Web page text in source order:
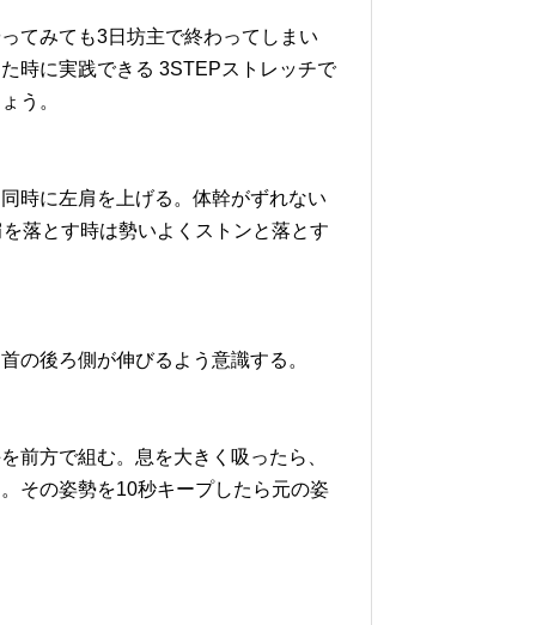
てみても3日坊主で終わってしまい
時に実践できる 3STEPストレッチで
う。
時に左肩を上げる。体幹がずれない
落とす時は勢いよくストンと落とす
の後ろ側が伸びるよう意識する。
前方で組む。息を大きく吸ったら、
その姿勢を10秒キープしたら元の姿